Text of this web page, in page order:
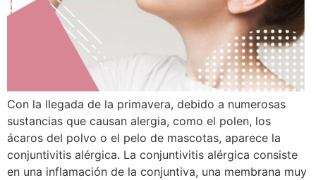
Con la llegada de la primavera, debido a numerosas
sustancias que causan alergia, como el polen, los
ácaros del polvo o el pelo de mascotas, aparece la
conjuntivitis alérgica. La conjuntivitis alérgica consiste
en una inflamación de la conjuntiva, una membrana muy